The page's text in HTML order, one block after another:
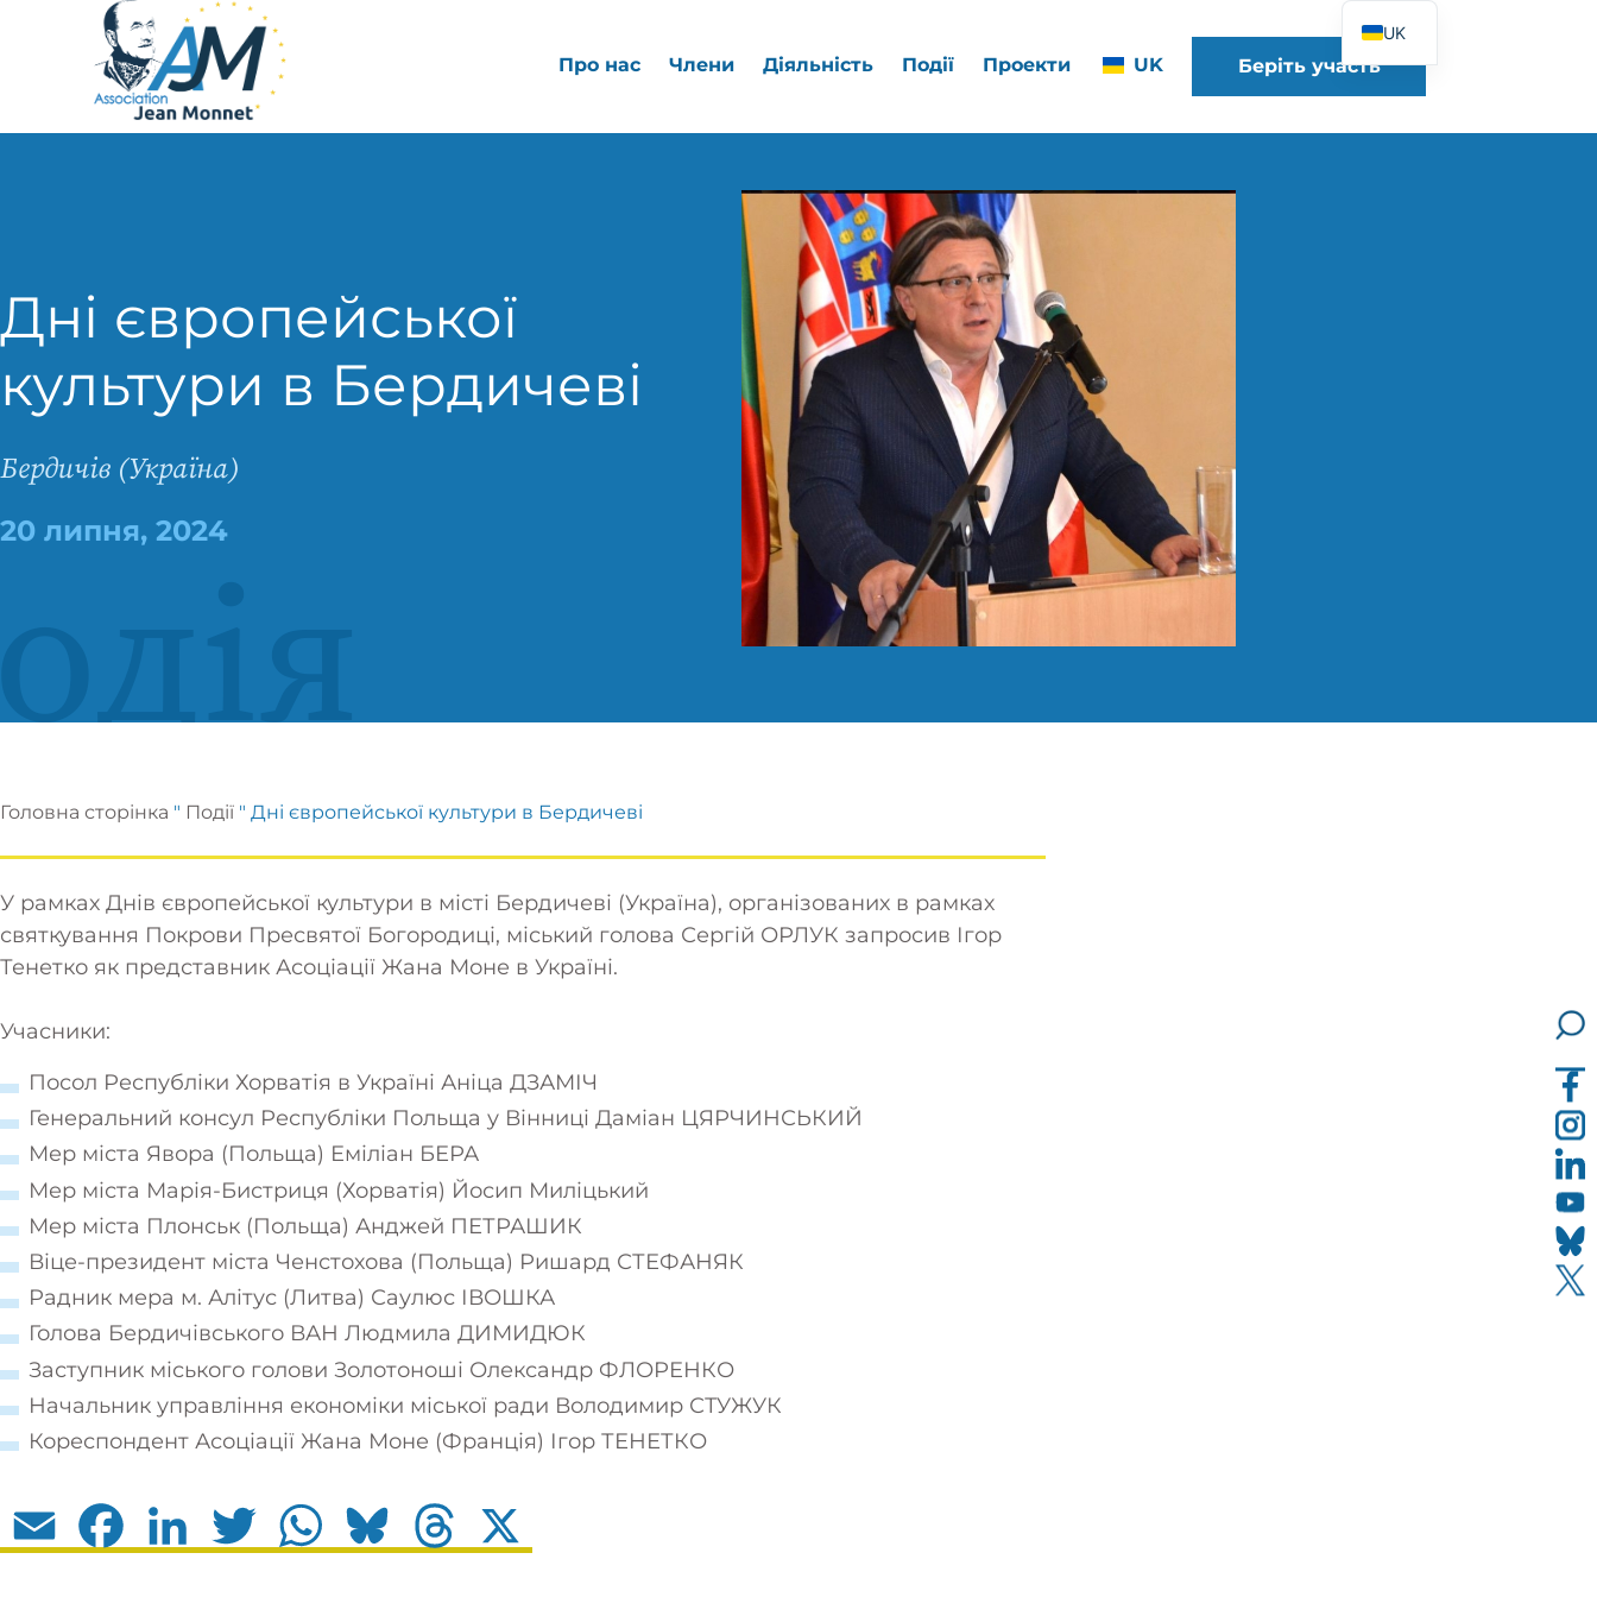
Про нас Члени Діяльність Події Проекти UK Беріть участь
Дні європейської
культури в Бердичеві
Бердичів (Україна)
20 липня, 2024
Головна сторінка " Події " Дні європейської культури в Бердичеві
У рамках Днів європейської культури в місті Бердичеві (Україна), організованих в рамках
святкування Покрови Пресвятої Богородиці, міський голова Сергій ОРЛУК запросив Ігор
Тенетко як представник Асоціації Жана Моне в Україні.
Учасники:
Посол Республіки Хорватія в Україні Аніца ДЗАМІЧ
Генеральний консул Республіки Польща у Вінниці Даміан ЦЯРЧИНСЬКИЙ
Мер міста Явора (Польща) Еміліан БЕРА
Мер міста Марія-Бистриця (Хорватія) Йосип Миліцький
Мер міста Плонськ (Польща) Анджей ПЕТРАШИК
Віце-президент міста Ченстохова (Польща) Ришард СТЕФАНЯК
Радник мера м. Алітус (Литва) Саулюс ІВОШКА
Голова Бердичівського ВАН Людмила ДИМИДЮК
Заступник міського голови Золотоноші Олександр ФЛОРЕНКО
Начальник управління економіки міської ради Володимир СТУЖУК
Кореспондент Асоціації Жана Моне (Франція) Ігор ТЕНЕТКО
Email FacebookLinkedIn Twitter WhatsAppBluesky Threads
UK
FR